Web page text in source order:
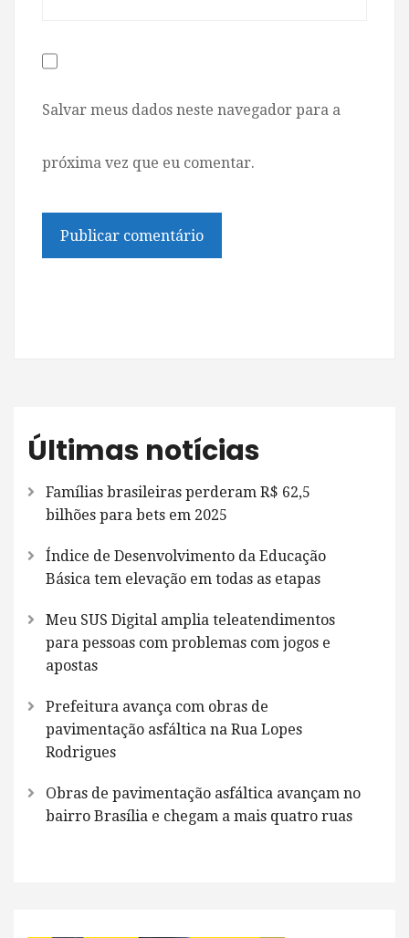
Salvar meus dados neste navegador para a
próxima vez que eu comentar.
Últimas notícias
Famílias brasileiras perderam R$ 62,5
bilhões para bets em 2025
Índice de Desenvolvimento da Educação
Básica tem elevação em todas as etapas
Meu SUS Digital amplia teleatendimentos
para pessoas com problemas com jogos e
apostas
Prefeitura avança com obras de
pavimentação asfáltica na Rua Lopes
Rodrigues
Obras de pavimentação asfáltica avançam no
bairro Brasília e chegam a mais quatro ruas